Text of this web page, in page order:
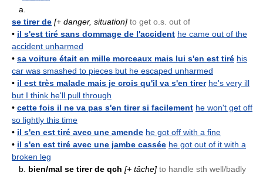
a.
se tirer de [+ danger, situation] to get o.s. out of
• il s'est tiré sans dommage de l'accident he came out of the
accident unharmed
• sa voiture était en mille morceaux mais lui s'en est tiré his
car was smashed to pieces but he escaped unharmed
• il est très malade mais je crois qu'il va s'en tirer he's very ill
but I think he'll pull through
• cette fois il ne va pas s'en tirer si facilement he won't get off
so lightly this time
• il s'en est tiré avec une amende he got off with a fine
• il s'en est tiré avec une jambe cassée he got out of it with a
broken leg
b. bien/mal se tirer de qch [+ tâche] to handle sth well/badly